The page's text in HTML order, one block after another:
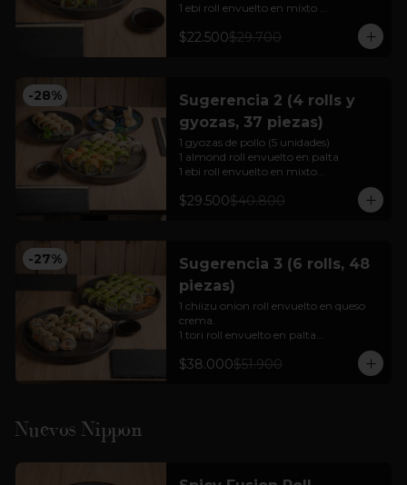
1 ebi roll envuelto en mixto
$22.500$29.700
-28%
Sugerencia 2 (4 rolls y
gyozas, 37 piezas)
1 gyozas de pollo (5 unidades)
1 almond roll envuelto en palta
1 ebi roll envuelto en mixto
1 chiizu onion roll envuelto en queso
Cortesía: Salsa Soya, jengibre  y
wasabi
(foto referencial)
$29.500$40.800
-27%
Sugerencia 3 (6 rolls, 48
piezas)
1 chiizu onion roll envuelto en queso
crema.
1 tori roll envuelto en palta
1 mushroom cheese roll envuelto en
palta
wasabi
$38.000$51.900
Nuevos Nippon